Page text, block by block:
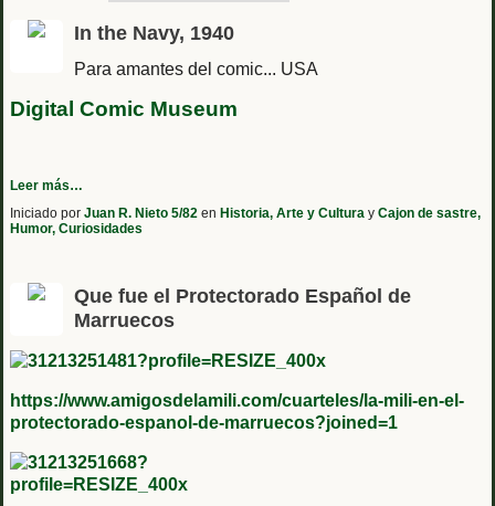
In the Navy, 1940
Para amantes del comic... USA
Digital Comic Museum
Leer más…
Iniciado por Juan R. Nieto 5/82 en Historia, Arte y Cultura y Cajon de sastre,
Humor, Curiosidades
Que fue el Protectorado Español de
Marruecos
https://www.amigosdelamili.com/cuarteles/la-mili-en-el-
protectorado-espanol-de-marruecos?joined=1